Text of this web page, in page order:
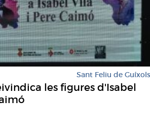
Sant Feliu de Guíxols
les figures d'Isabel